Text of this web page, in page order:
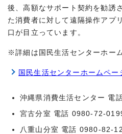
後、高額なサポート契約を勧誘
た消費者に対して遠隔操作アプ
口が目立っています。
※詳細は国民生活センターホー
国民生活センターホームペー
沖縄県消費生活センター 電
宮古分室 電話 0980-72-
八重山分室 電話 0980-82-